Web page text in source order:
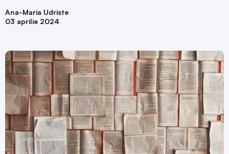
Ana-Maria Udriste
03 aprilie 2024